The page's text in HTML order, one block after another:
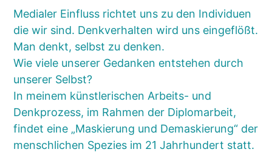
Medialer Einfluss richtet uns zu den Individuen
die wir sind. Denkverhalten wird uns eingeflößt.
Man denkt, selbst zu denken.
Wie viele unserer Gedanken entstehen durch
unserer Selbst?
In meinem künstlerischen Arbeits- und
Denkprozess, im Rahmen der Diplomarbeit,
findet eine „Maskierung und Demaskierung“ der
menschlichen Spezies im 21 Jahrhundert statt.